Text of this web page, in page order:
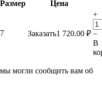
Размер Цена
7 Заказать1 720.00 ₽
+
−
В
могли сообщить вам об